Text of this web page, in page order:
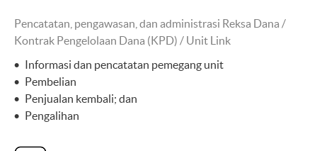
Pencatatan, pengawasan, dan administrasi Reksa Dana /
Kontrak Pengelolaan Dana (KPD) / Unit Link
Informasi dan pencatatan pemegang unit
Pembelian
Penjualan kembali; dan
Pengalihan